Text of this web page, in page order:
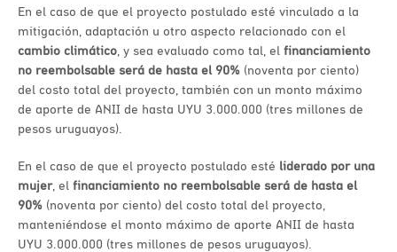
En el caso de que el proyecto postulado esté vinculado a la
mitigación, adaptación u otro aspecto relacionado con el
cambio climático , y sea evaluado como tal, el financiamiento
no reembolsable será de hasta el 90% (noventa por ciento)
del costo total del proyecto, también con un monto máximo
de aporte de ANII de hasta UYU 3.000.000 (tres millones de
pesos uruguayos).
En el caso de que el proyecto postulado esté liderado por una
mujer, el financiamiento no reembolsable será de hasta el
90% (noventa por ciento) del costo total del proyecto,
manteniéndose el monto máximo de aporte ANII de hasta
UYU 3.000.000 (tres millones de pesos uruguayos).